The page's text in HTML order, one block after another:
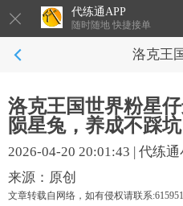
代练通APP
随时随地 快捷接单
洛克王
洛克王国世界粉星
陨星兔，养成不踩坑
2026-04-20 20:01:43 | 代练通
来源：原创
文章转载自网络，如有侵权请联系